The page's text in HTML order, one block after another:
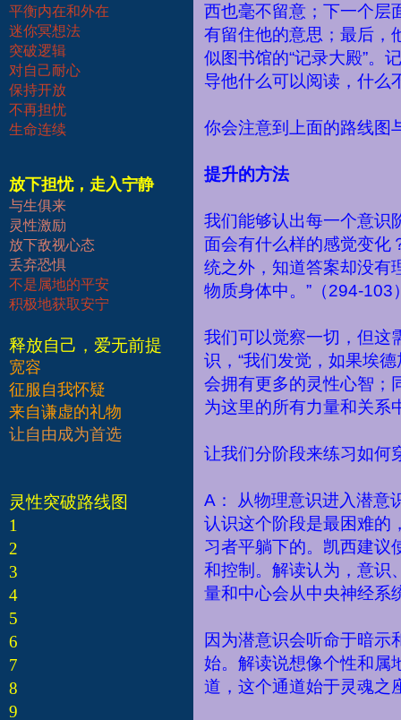
平衡内在和外在
迷你冥想法
突破逻辑
对自己耐心
保持开放
不再担忧
生命连续
放下担忧，走入宁静
与生俱来
灵性激励
放下敌视心态
丢弃恐惧
不是属地的平安
积极地获取安宁
释放自己，爱无前提
宽容
征服自我怀疑
来自谦虚的礼物
让自由成为首选
灵性突破路线图
1
2
3
4
5
6
7
8
9
西也毫不留意；下一个层
有留住他的意思；最后，
似图书馆的“记录大殿”。
导他什么可以阅读，什么
你会注意到上面的路线图
提升的方法
我们能够认出每一个意识
面会有什么样的感觉变化
统之外，知道答案却没有
物质身体中。 ” （294-103
我们可以觉察一切，但这
识， “我们发觉，如果埃
会拥有更多的灵性心智；
为这里的所有力量和关系
让我们分阶段来练习如何
A ：
从物理意识进入潜意
认识这个阶段是最困难的
习者平躺下的。凯西建议
和控制。解读认为，意识
量和中心会从中央神经系
因为潜意识会听命于暗示
始。解读说想像个性和属
道，这个通道始于灵魂之